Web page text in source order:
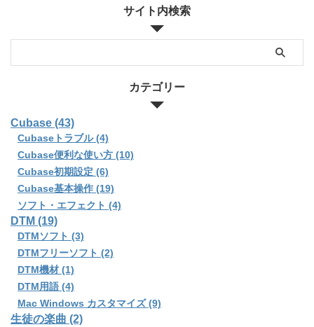
サイト内検索
カテゴリー
Cubase (43)
Cubaseトラブル (4)
Cubase便利な使い方 (10)
Cubase初期設定 (6)
Cubase基本操作 (19)
ソフト・エフェクト (4)
DTM (19)
DTMソフト (3)
DTMフリーソフト (2)
DTM機材 (1)
DTM用語 (4)
Mac Windows カスタマイズ (9)
生徒の楽曲 (2)